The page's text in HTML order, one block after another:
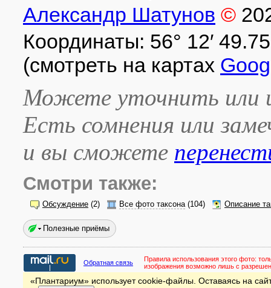
Александр Шатунов ©
Координаты: 56° 12′
(смотреть на картах
Можете уточнить или
Есть сомнения или
и вы сможете
Смотри также:
Обсуждение (2) Все фото таксона(104) Описание
Полезные приёмы
Обратная связь Правила использования этого фото:
изображения возможно лишь с
«Плантариум» использует cookie-файлы. Оставаясь на